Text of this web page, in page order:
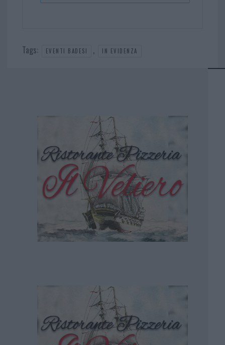
Tags: EVENTI BADESI , IN EVIDENZA